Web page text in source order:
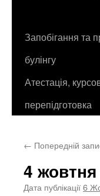
Запобігання та
булінгу
Атестація,
перепідготовка
← Попередній
4 жовтня
Дата публікації6